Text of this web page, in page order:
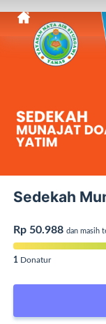
Sedekah
Rp 50.988 dan masih
1 Donatur